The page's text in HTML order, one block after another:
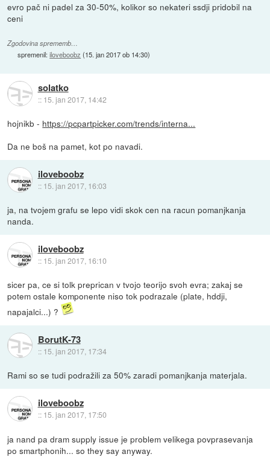
evro pač ni padel za 30-50%, kolikor so nekateri ssdji pridobil na
ceni
Zgodovina sprememb…
spremenil:iloveboobz (15. jan 2017 ob 14:30)
solatko
:: 15. jan 2017, 14:42
hojnikb - https://pcpartpicker.com/trends/interna...
Da ne boš na pamet, kot po navadi.
iloveboobz
:: 15. jan 2017, 16:03
ja, na tvojem grafu se lepo vidi skok cen na racun pomanjkanja
nanda.
iloveboobz
:: 15. jan 2017, 16:10
sicer pa, ce si tolk preprican v tvojo teorijo svoh evra; zakaj se
potem ostale komponente niso tok podrazale (plate, hddji,
napajalci...) ?
BorutK-73
:: 15. jan 2017, 17:34
Rami so se tudi podražili za 50% zaradi pomanjkanja materjala.
iloveboobz
:: 15. jan 2017, 17:50
ja nand pa dram supply issue je problem velikega povprasevanja
po smartphonih... so they say anyway.